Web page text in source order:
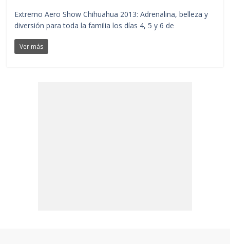
Extremo Aero Show Chihuahua 2013: Adrenalina, belleza y
diversión para toda la familia los días 4, 5 y 6 de
Ver más